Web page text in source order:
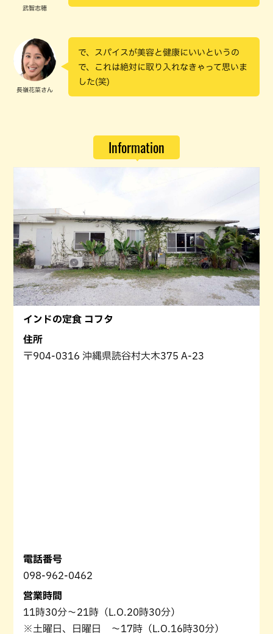
武智志穂
長嶺花菜さん
で、スパイスが美容と健康にいいというの
で、これは絶対に取り入れなきゃって思いま
した(笑)
Information
インドの定食 コフタ
住所
〒904-0316 沖縄県読谷村大木375 A-23
電話番号
098-962-0462
営業時間
11時30分～21時（L.O.20時30分）
※土曜日、日曜日 ～17時（L.O.16時30分）